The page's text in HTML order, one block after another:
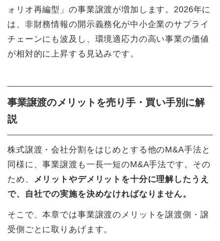
ォリオ再編型」の事業譲渡が増加します。2026年に
は、非財務情報の開示義務化が中小企業のサプライ
チェーンにも波及し、環境適応力の高い事業の価値
が相対的に上昇する見込みです。
事業譲渡のメリットを売り手・買い手別に解
説
株式譲渡・会社分割をはじめとする他のM&A手法と
同様に、事業譲渡も一長一短のM&A手法です。その
ため、
メリットやデメリットを十分に理解したうえ
で、自社での実施を決めなければなりません。
そこで、本章では事業譲渡のメリットを譲渡側・譲
受側ごとに取りあげます。